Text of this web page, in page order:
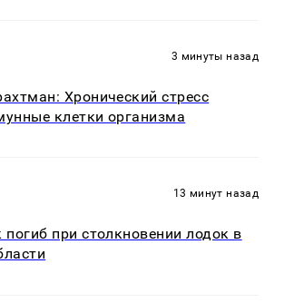
3 минуты назад
Хронический стресс
клетки организма
13 минут назад
погиб при столкновении лодок в